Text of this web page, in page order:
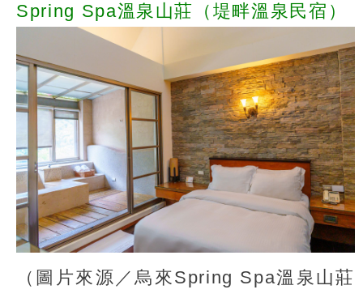
Spring Spa溫泉山莊（堤畔溫泉民宿）
（圖片來源／烏來Spring Spa溫泉山莊